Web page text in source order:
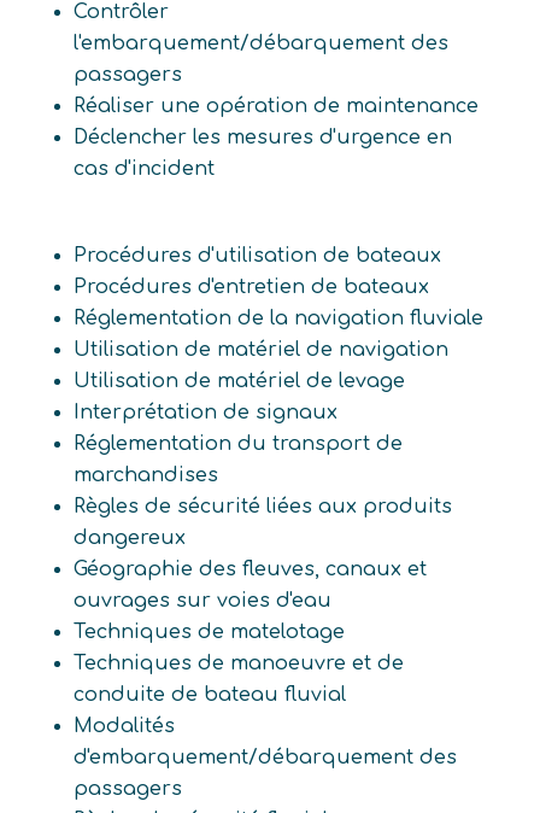
Contrôler
l'embarquement/débarquement des
passagers
Réaliser une opération de maintenance
Déclencher les mesures d'urgence en
cas d'incident
Procédures d'utilisation de bateaux
Procédures d'entretien de bateaux
Réglementation de la navigation fluviale
Utilisation de matériel de navigation
Utilisation de matériel de levage
Interprétation de signaux
Réglementation du transport de
marchandises
Règles de sécurité liées aux produits
dangereux
Géographie des fleuves, canaux et
ouvrages sur voies d'eau
Techniques de matelotage
Techniques de manoeuvre et de
conduite de bateau fluvial
Modalités
d'embarquement/débarquement des
passagers